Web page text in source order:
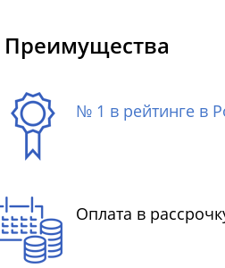
Преимущества
№ 1 в рейтинге в
Оплата в